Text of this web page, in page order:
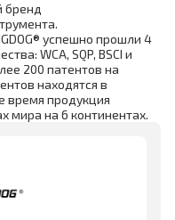
бренд
успешно прошли 4
WCA, SQP, BSCI и
200 патентов на
находятся в
время продукция
мира на 6 континентах.